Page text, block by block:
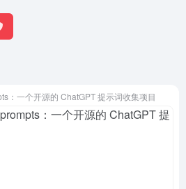
：一个开源的 ChatGPT 提示词收集项目